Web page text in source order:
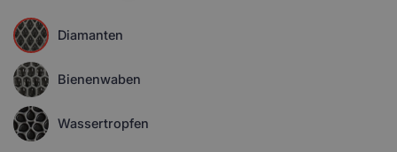
Diamanten
Bienenwaben
Wassertropfen